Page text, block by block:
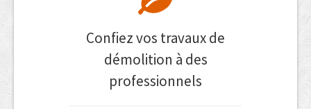
Confiez vos travaux de
démolition à des
professionnels